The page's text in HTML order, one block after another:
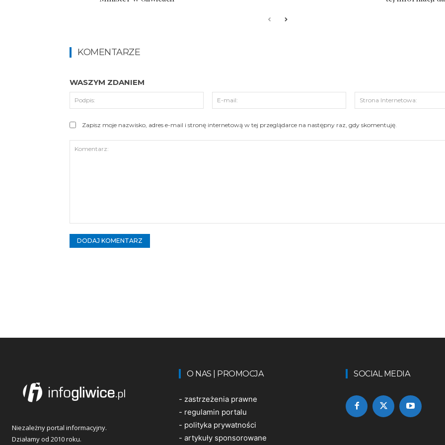
KOMENTARZE
WASZYM ZDANIEM
Podpis:
mail:
Zapisz moje nazwisko, adres e-mail i stronę internetową w tej przeglądarce na następny raz, gdy skomentuję.
Niezależny portal informacyjny.
Działamy od 2010 roku.
O NAS | PROMOCJA
- zastrzeżenia prawne
- regulamin portalu
- polityka prywatności
- artykuły sponsorowane
SOCIAL MEDIA